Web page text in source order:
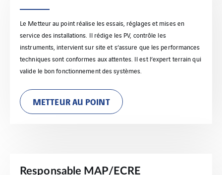
Le Metteur au point réalise les essais, réglages et mises en
service des installations. Il rédige les PV, contrôle les
instruments, intervient sur site et s’assure que les performances
techniques sont conformes aux attentes. Il est l’expert terrain qui
valide le bon fonctionnement des systèmes.
METTEUR AU POINT
Responsable MAP/ECRE